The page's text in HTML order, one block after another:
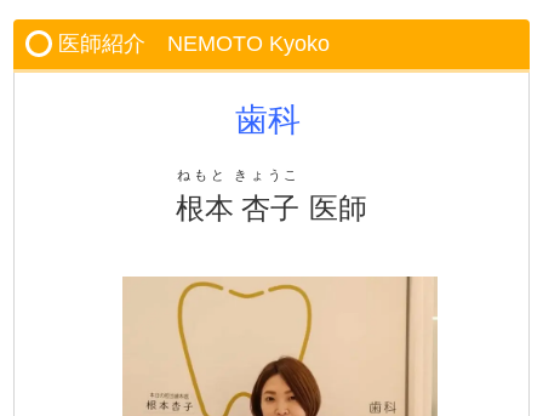
医師紹介 NEMOTO Kyoko
歯科
根本 杏子
ねもと きょうこ
医師